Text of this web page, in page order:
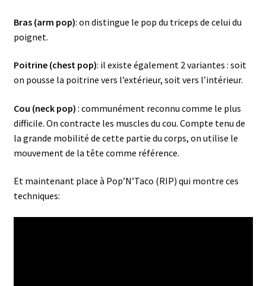
Bras (arm pop): on distingue le pop du triceps de celui du
poignet.
Poitrine (chest pop): il existe également 2 variantes : soit
on pousse la poitrine vers l’extérieur, soit vers l’intérieur.
Cou (neck pop) : communément reconnu comme le plus
difficile. On contracte les muscles du cou. Compte tenu de
la grande mobilité de cette partie du corps, on utilise le
mouvement de la tête comme référence.
Et maintenant place à Pop’N’Taco (RIP) qui montre ces
techniques: